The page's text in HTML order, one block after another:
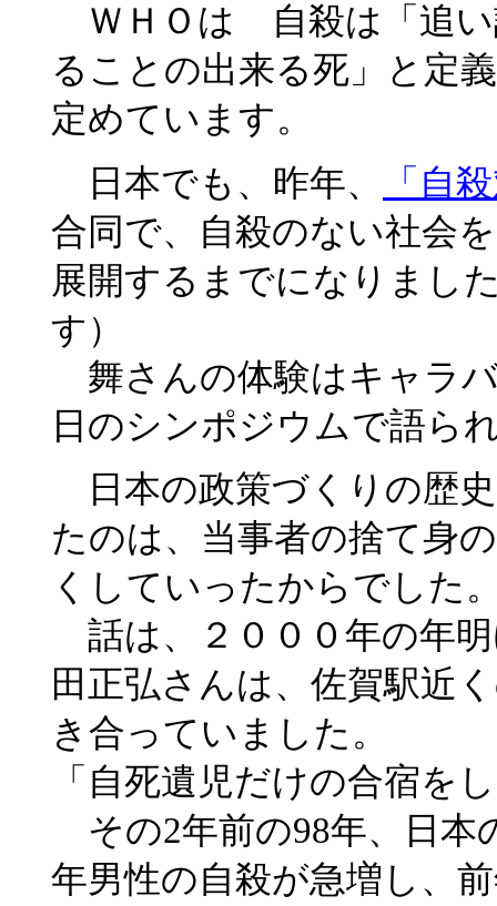
ＷＨＯは 自殺は「追い
ることの出来る死」と定
定めています。
日本でも、昨年、
「自
合同で、自殺のない社会
展開するまでになりまし
す）
舞さんの体験はキャラ
日のシンポジウムで語ら
日本の政策づくりの歴
たのは、当事者の捨て身
くしていったからでした
話は、２０００年の年
田正弘さんは、佐賀駅近
き合っていました。
「自死遺児だけの合宿
その2年前の98年、日本
年男性の自殺が急増し、